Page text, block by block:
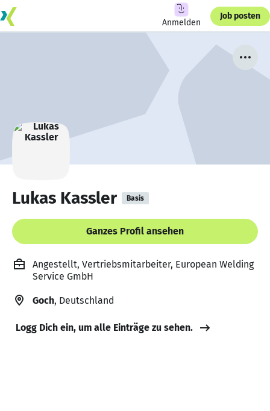
Anmelden
Job posten
Lukas Kassler Basis
Ganzes Profil ansehen
Angestellt, Vertriebsmitarbeiter, European Welding
Service GmbH
Goch, Deutschland
Logg Dich ein, um alle Einträge zu sehen.